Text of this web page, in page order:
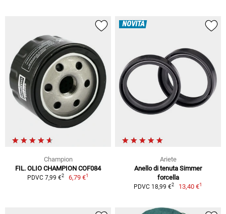
Champion
FIL. OLIO CHAMPION COF084
PDVC 7,99 €2 6,79 €1
NOVITÀ
Ariete
Anello di tenuta Simmer
forcella
PDVC 18,99 €2 13,40 €1